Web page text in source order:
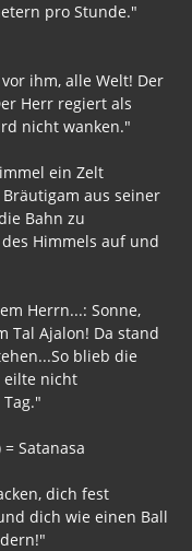
pro Stunde."
ihm, alle Welt! Der
Herr regiert als
nicht wanken."
ein Zelt
aus seiner
Bahn zu
Himmels auf und
Herrn...: Sonne,
Tal Ajalon! Da stand
blieb die
eilte nicht
Satanasa
dich fest
dich wie einen Ball